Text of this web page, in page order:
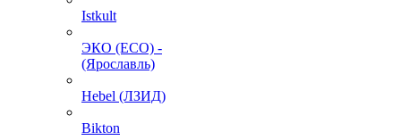
Istkult
ЭКО (ECO) -
(Ярославль)
Hebel (ЛЗИД)
Bikton